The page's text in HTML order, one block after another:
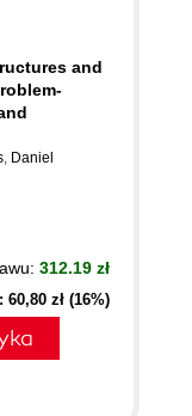
and
, Daniel
312.19 zł
zł (16%)